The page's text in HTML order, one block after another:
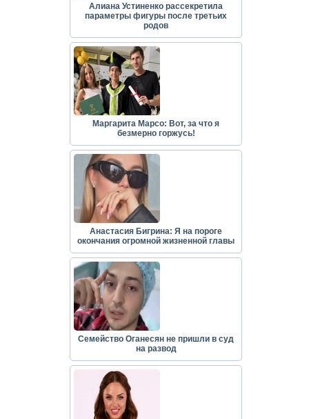
Алиана Устиненко рассекретила
параметры фигуры после третьих
родов
Маргарита Марсо: Вот, за что я
безмерно горжусь!
Анастасия Бигрина: Я на пороге
окончания огромной жизненной главы
Семейство Оганесян не пришли в суд
на развод